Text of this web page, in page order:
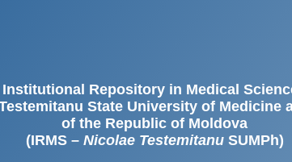
Institutional Repository in Medical
State University of Medicine
of the Republic of Moldova
(IRMS – Nicolae TestemitanuSUMPh)